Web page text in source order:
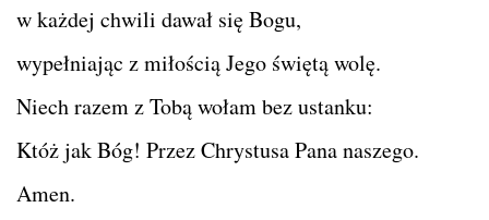
w każdej chwili dawał się Bogu,
wypełniając z miłością Jego świętą wolę.
Niech razem z Tobą wołam bez ustanku:
Któż jak Bóg! Przez Chrystusa Pana naszego.
Amen.